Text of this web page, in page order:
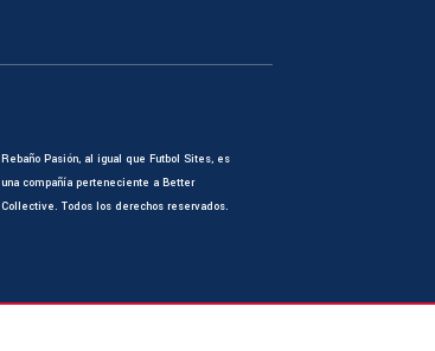
Rebaño Pasión, al igual que Futbol Sites, es
una compañía perteneciente a Better
Collective. Todos los derechos reservados.